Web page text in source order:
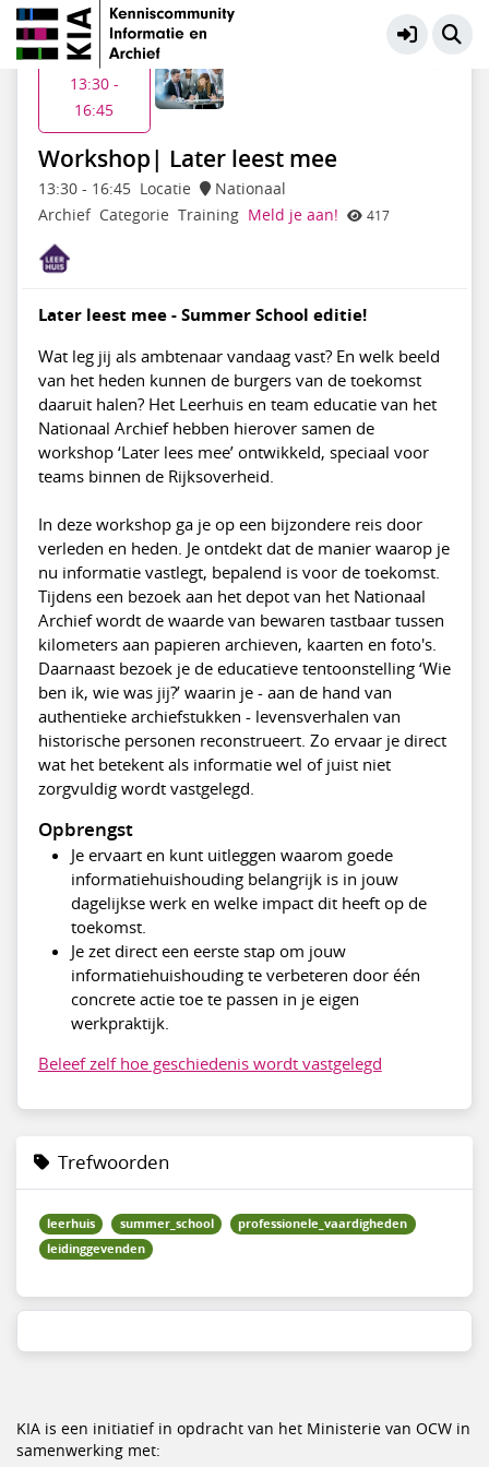
KIA Community Meer
Workshop| Later leest mee
13:30- 16:45 Locatie
Nationaal
Archief Categorie Training Meld je aan! 417
Do 16 jul
13:30 -
16:45
Later leest mee - Summer School editie!
Wat leg jij als ambtenaar vandaag vast? En welk beeld
van het heden kunnen de burgers van de toekomst
daaruit halen? Het Leerhuis en team educatie van het
Nationaal Archief hebben hierover samen de
workshop ‘Later lees mee’ ontwikkeld, speciaal voor
teams binnen de Rijksoverheid.
In deze workshop ga je op een bijzondere reis door
verleden en heden. Je ontdekt dat de manier waarop je
nu informatie vastlegt, bepalend is voor de toekomst.
Tijdens een bezoek aan het depot van het Nationaal
Archief wordt de waarde van bewaren tastbaar tussen
kilometers aan papieren archieven, kaarten en foto's.
Daarnaast bezoek je de educatieve tentoonstelling ‘Wie
ben ik, wie was jij?’ waarin je - aan de hand van
authentieke archiefstukken - levensverhalen van
historische personen reconstrueert. Zo ervaar je direct
wat het betekent als informatie wel of juist niet
zorgvuldig wordt vastgelegd.
Opbrengst
Je ervaart en kunt uitleggen waarom goede
informatiehuishouding belangrijk is in jouw
dagelijkse werk en welke impact dit heeft op de
toekomst.
Je zet direct een eerste stap om jouw
informatiehuishouding te verbeteren door één
concrete actie toe te passen in je eigen
werkpraktijk.
Beleef zelf hoe geschiedenis wordt vastgelegd
Trefwoorden
leerhuis summer_school
professionele_vaardigheden
leidinggevenden
KIA is een initiatief in opdracht van het Ministerie van OCW in
samenwerking met: